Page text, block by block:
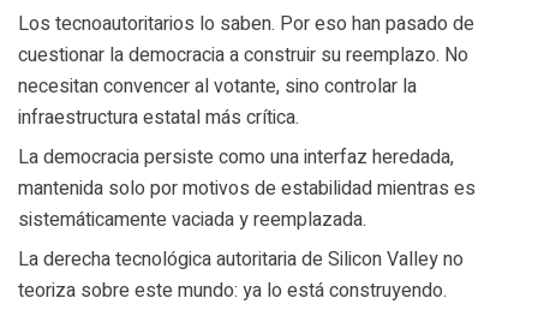
Los tecnoautoritarios lo saben. Por eso han pasado de
cuestionar la democracia a construir su reemplazo. No
necesitan convencer al votante, sino controlar la
infraestructura estatal más crítica.
La democracia persiste como una interfaz heredada,
mantenida solo por motivos de estabilidad mientras es
sistemáticamente vaciada y reemplazada.
La derecha tecnológica autoritaria de Silicon Valley no
teoriza sobre este mundo: ya lo está construyendo.